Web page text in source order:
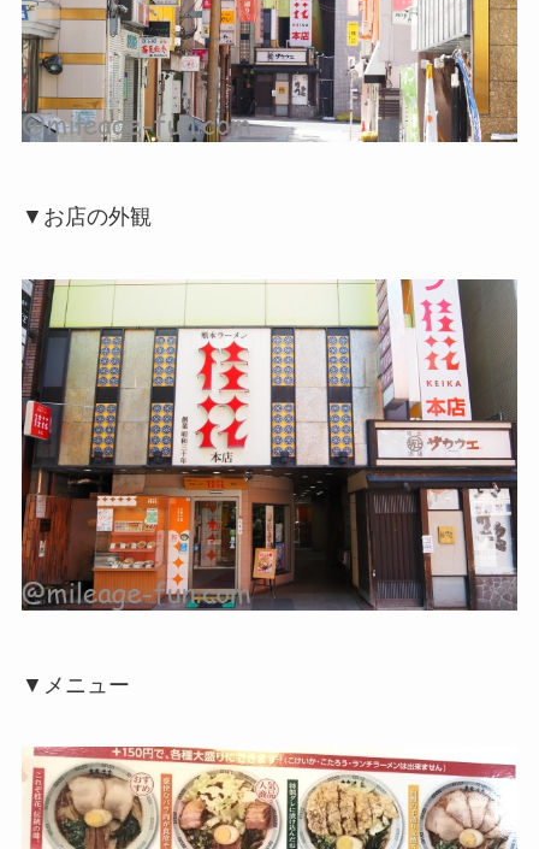
▼お店の外観
▼メニュー